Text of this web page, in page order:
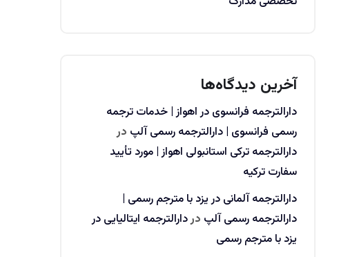
آخرین دیدگاه‌ها
دارالترجمه فرانسوی در اهواز | خدمات ترجمه
رسمی فرانسوی | دارالترجمه رسمی آلپ در
دارالترجمه ترکی استانبولی اهواز | مورد تأیید
سفارت ترکیه
دارالترجمه آلمانی در یزد با مترجم رسمی |
دارالترجمه رسمی آلپ دردارالترجمه ایتالیایی در
یزد با مترجم رسمی